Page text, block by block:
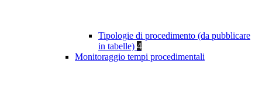
Tipologie di procedimento (da pubblicare
in tabelle) 4
Monitoraggio tempi procedimentali